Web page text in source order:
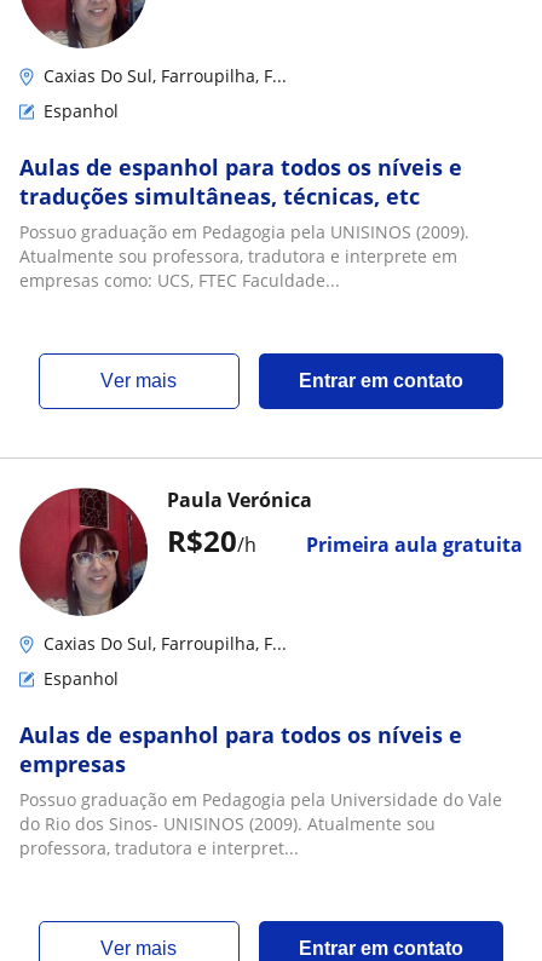
Caxias Do Sul, Farroupilha, F...
Espanhol
Aulas de espanhol para todos os níveis e
traduções simultâneas, técnicas, etc
Possuo graduação em Pedagogia pela UNISINOS (2009).
Atualmente sou professora, tradutora e interprete em
empresas como: UCS, FTEC Faculdade...
ver mais Entrar em contato
R$20/h Primeira aula gratuita
Paula Verónica
Caxias Do Sul, Farroupilha, F...
Espanhol
Aulas de espanhol para todos os níveis e
empresas
Possuo graduação em Pedagogia pela Universidade do Vale
do Rio dos Sinos- UNISINOS (2009). Atualmente sou
professora, tradutora e interpret...
ver mais Entrar em contato